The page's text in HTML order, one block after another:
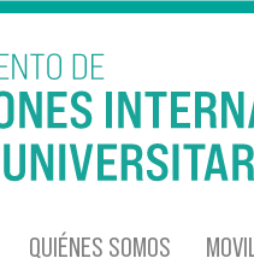
QUIÉNES SOMOS